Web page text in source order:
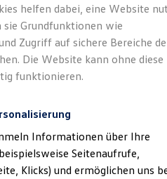
Leasing
Leasing
Schlussrate
Garantien
helfen dabei, eine Website
sie Grundfunktionen wie
Zugriff auf sichere Bereiche
Die Website kann ohne diese
funktionieren.
Informationen über Ihre
Seitenaufrufe,
Klicks) und ermöglichen uns